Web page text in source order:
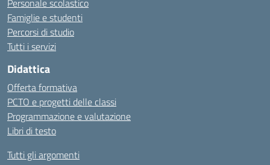
Personale scolastico
Famiglie e studenti
Percorsi di studio
Tutti i servizi
Didattica
Offerta formativa
PCTO e progetti delle classi
Programmazione e valutazione
Libri di testo
Tutti gli argomenti